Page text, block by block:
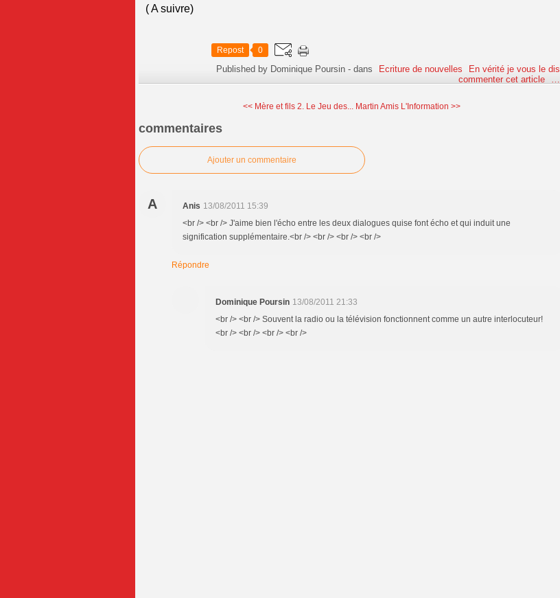
( A suivre)
Repost 0
Published by Dominique Poursin -dans Ecriture de nouvelles
En vérité je vous le dis
commenter cet article
…
<< Mère et fils 2. Le Jeu des... Martin Amis L'Information >>
commentaires
Ajouter un commentaire
A Anis 13/08/2011 15:39
<br /> <br /> J'aime bien l'écho entre les deux dialogues quise font écho et qui induit une
signification supplémentaire.<br /> <br /> <br /> <br />
Répondre
Dominique Poursin 13/08/2011 21:33
<br /> <br /> Souvent la radio ou la télévision fonctionnent comme un autre interlocuteur!
<br /> <br /> <br /> <br />